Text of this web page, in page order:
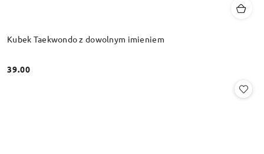
Kubek Taekwondo z dowolnym imieniem
Cena:
39.00